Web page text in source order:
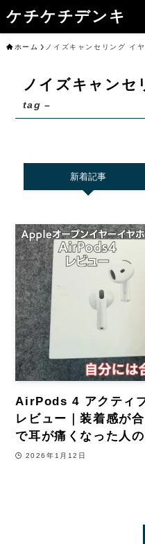
ケチケチデンキ
ホーム ノイズキャンセリング イ
ノイズキャンセ
tag –
新着記事
AirPods 4 アクティ
レビュー｜装着感が
で耳が痛くなった人
2026年1月12日